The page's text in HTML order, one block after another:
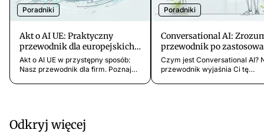
Poradniki
Akt o AI UE: Praktyczny
przewodnik dla europejskich
firm
Akt o AI UE w przystępny sposób:
Nasz przewodnik dla firm. Poznaj
Poradniki
Conversational AI:
przewodnik po
w firmie
Czym jest Conversational AI?
przewodnik wyjaśnia Ci tę
Odkryj więcej